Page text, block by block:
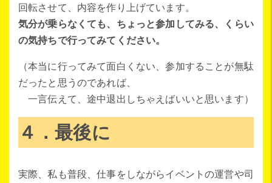
回転させて、内容を作り上げています。
気分が乗らなくても、ちょっと参加してみる、くらい
の気持ちで行ってみてください。
（本当に行ってみて面白くない、参加することが無駄
だったと思うのであれば、
一言伝えて、途中退出しちゃえばいいと思います）
４．最後に
実際、私も普段、仕事をしながらイベントの運営や司